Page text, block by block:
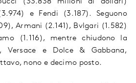
(33.838 milioni di dollari)
e Fendi (3.187). Seguono
Armani (2.141), Bvlgari (1.582)
(1.116), mentre chiudono la
Versace e Dolce & Gabbana,
nono e decimo posto.